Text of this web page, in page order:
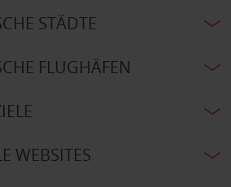
STÄDTE
FLUGHÄFEN
WEBSITES